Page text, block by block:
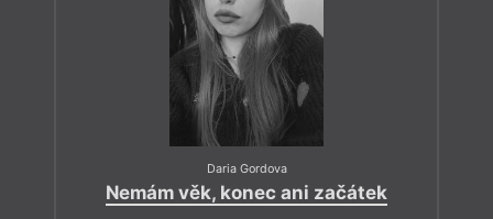
Daria Gordova
Nemám věk, konec ani začátek